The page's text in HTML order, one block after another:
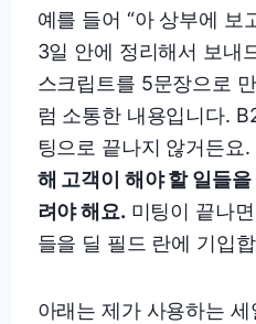
예를 들어 “아 상부에 보
3일 안에 정리해서 보내
스크립트를 5문장으로
럼 소통한 내용입니다.
팅으로 끝나지 않거든요.
해 고객이 해야 할 일들
려야 해요. 미팅이 끝나
들을 딜 필드 란에 기입
아래는 제가 사용하는